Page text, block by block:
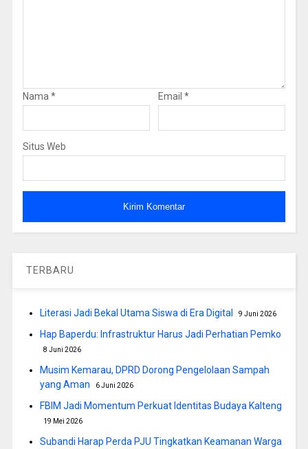
Nama* Email *
Situs Web
TERBARU
Literasi Jadi Bekal Utama Siswa di Era Digital 9 Juni 2026
Hap Baperdu: Infrastruktur Harus Jadi Perhatian Pemko
8 Juni 2026
Musim Kemarau, DPRD Dorong Pengelolaan Sampah
yang Aman
6 Juni 2026
FBIM Jadi Momentum Perkuat Identitas Budaya Kalteng
19 Mei 2026
Subandi Harap Perda PJU Tingkatkan Keamanan Warga